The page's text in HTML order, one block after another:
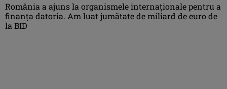
România a ajuns la organismele internaționale pentru a
finanța datoria. Am luat jumătate de miliard de euro de
la BID